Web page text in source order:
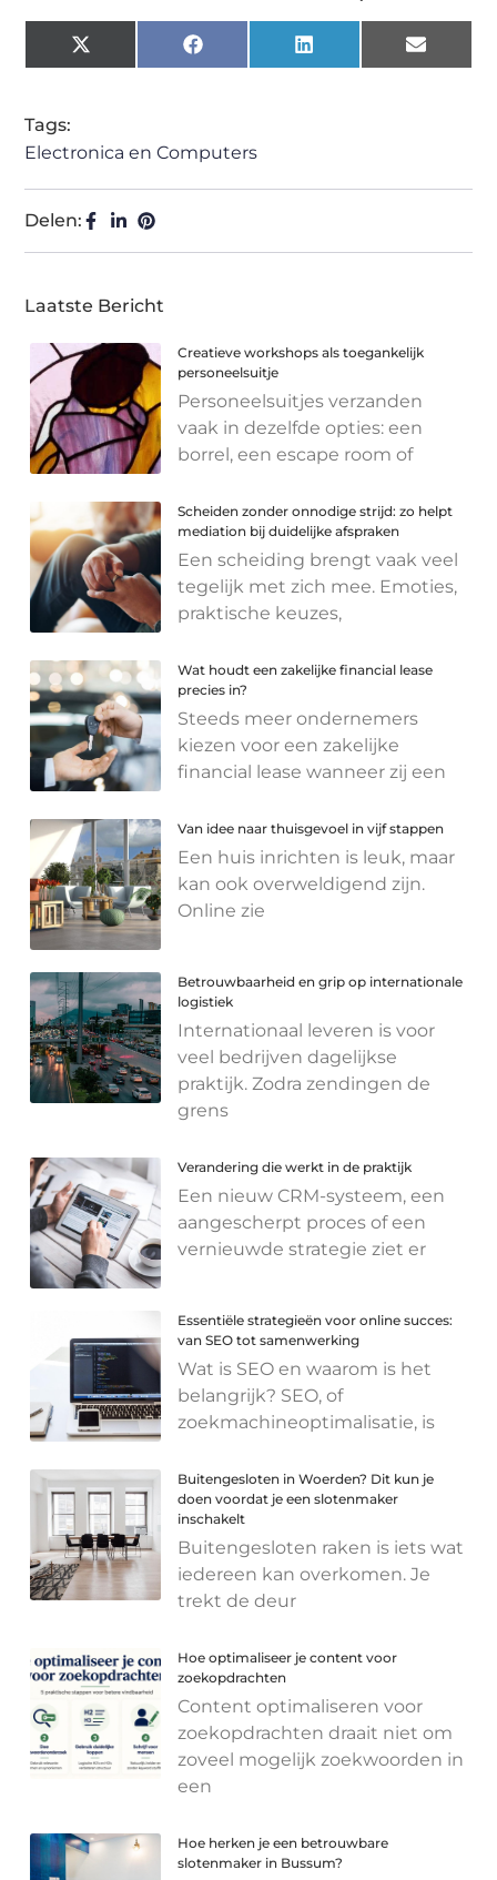
X
(Twitter)
Facebook LinkedIn Email
Tags:
Electronica en Computers
Delen:
Laatste Bericht
Creatieve workshops als toegankelijk
personeelsuitje
Personeelsuitjes verzanden
vaak in dezelfde opties: een
borrel, een escape room of
Scheiden zonder onnodige strijd: zo helpt
mediation bij duidelijke afspraken
Een scheiding brengt vaak veel
tegelijk met zich mee. Emoties,
praktische keuzes,
Wat houdt een zakelijke financial lease
precies in?
Steeds meer ondernemers
kiezen voor een zakelijke
financial lease wanneer zij een
Van idee naar thuisgevoel in vijf stappen
Een huis inrichten is leuk, maar
kan ook overweldigend zijn.
Online zie
Betrouwbaarheid en grip op internationale
logistiek
Internationaal leveren is voor
veel bedrijven dagelijkse
praktijk. Zodra zendingen de
grens
Verandering die werkt in de praktijk
Een nieuw CRM-systeem, een
aangescherpt proces of een
vernieuwde strategie ziet er
Essentiële strategieën voor online succes:
van SEO tot samenwerking
Wat is SEO en waarom is het
belangrijk? SEO, of
zoekmachineoptimalisatie, is
Buitengesloten in Woerden? Dit kun je
doen voordat je een slotenmaker
inschakelt
Buitengesloten raken is iets wat
iedereen kan overkomen. Je
trekt de deur
Hoe optimaliseer je content voor
zoekopdrachten
Content optimaliseren voor
zoekopdrachten draait niet om
zoveel mogelijk zoekwoorden in
een
Hoe herken je een betrouwbare
slotenmaker in Bussum?